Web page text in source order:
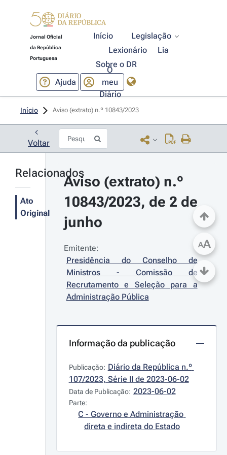
Jornal Oficial
da República
Portuguesa
Início
Legislação
Lexionário
Lia
Sobre o DR
Ajuda
O
meu
Diário
Início Aviso (extrato) n.º 10843/2023
Voltar
Relacionados
Ato
Original
Aviso (extrato) n.º
10843/2023, de 2 de
junho
Emitente:
Presidência do Conselho de
Ministros - Comissão de
Recrutamento e Seleção para a
Administração Pública
Informação da publicação
Publicação: Diário da República n.º
107/2023, Série II de 2023-06-02
Data de Publicação: 2023-06-02
Parte:
C - Governo e Administração
direta e indireta do Estado
AA